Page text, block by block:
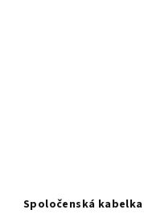
Spoločenská